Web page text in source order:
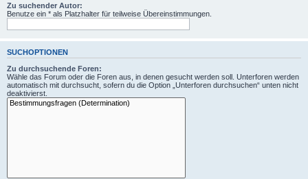
Zu suchender Autor:
Benutze ein * als Platzhalter für teilweise Übereinstimmungen.
SUCHOPTIONEN
Zu durchsuchende Foren:
Wähle das Forum oder die Foren aus, in denen gesucht werden soll. Unterforen werden
automatisch mit durchsucht, sofern du die Option „Unterforen durchsuchen“ unten nicht
deaktivierst.